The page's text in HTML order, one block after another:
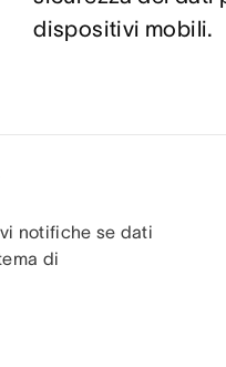
dispositivi mobili.
notifiche se dati
di